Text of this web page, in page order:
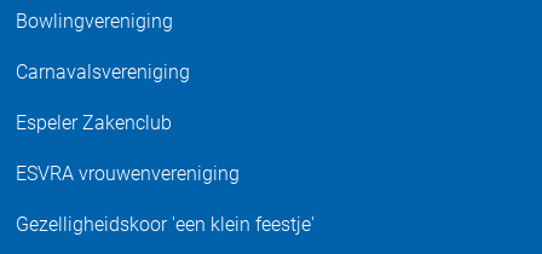
Bowlingvereniging
Carnavalsvereniging
Espeler Zakenclub
ESVRA vrouwenvereniging
Gezelligheidskoor 'een klein feestje'